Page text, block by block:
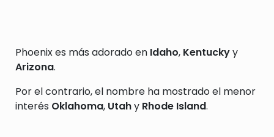
Phoenix es más adorado en Idaho, Kentuckyy
Arizona.
Por el contrario, el nombre ha mostrado el menor
interés Oklahoma, Utahy Rhode Island.